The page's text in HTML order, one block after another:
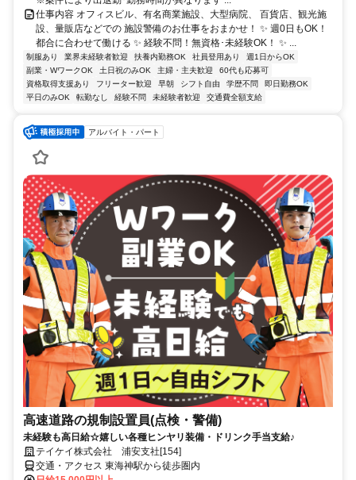
仕事内容 オフィスビル、有名商業施設、大型病院、 百貨店、観光施
設、量販店などでの 施設警備のお仕事をおまかせ！ ✨ 週0日もOK！
都合に合わせて働ける ✨ 経験不問！無資格･未経験OK！ ✨ ...
制服あり 業界未経験者歓迎 扶養内勤務OK 社員登用あり
週1日からOK
副業・WワークOK
土日祝のみOK 主婦・主夫歓迎
60代も応募可
資格取得支援あり
フリーター歓迎 早朝 シフト自由 学歴不問
即日勤務OK
平日のみOK
転勤なし 経験不問 未経験者歓迎 交通費全額支給
アルバイト・パート
高速道路の規制設置員(点検・警備)
未経験も高日給☆嬉しい各種ヒンヤリ装備・ドリンク手当支給♪
テイケイ株式会社 浦安支社[154]
交通・アクセス 東海神駅から徒歩圏内